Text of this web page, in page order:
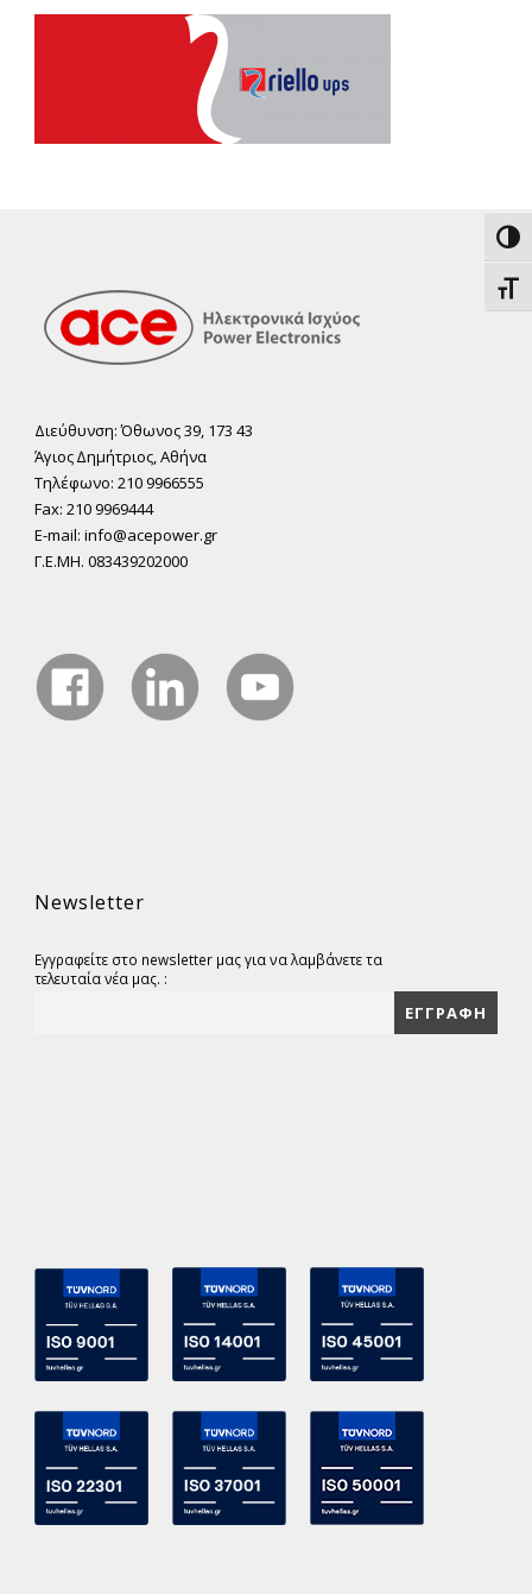
Διεύθυνση: Όθωνος 39, 173 43
Άγιος ∆ηµήτριος, Αθήνα
Τηλέφωνο: 210 9966555
Fax: 210 9969444
E-mail: info@acepower.gr
Γ.Ε.ΜΗ. 083439202000
Newsletter
Εγγραφείτε στο newsletter μας για να λαμβάνετε τα
τελευταία νέα μας. :